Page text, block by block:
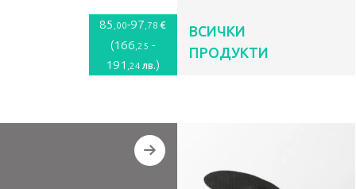
85 ,00-97 ,78 €
(166 ,25 -
191 ,24 лв.)
ВСИЧКИ
ПРОДУКТИ